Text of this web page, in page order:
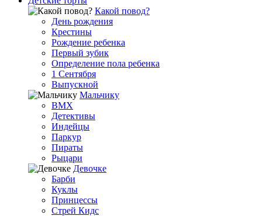
Какой повод?
День рождения
Крестины
Рождение ребенка
Первый зубик
Определение пола ребенка
1 Сентября
Выпускной
Мальчику
BMX
Детективы
Индейцы
Паркур
Пираты
Рыцари
Девочке
Барби
Куклы
Принцессы
Стрей Кидс